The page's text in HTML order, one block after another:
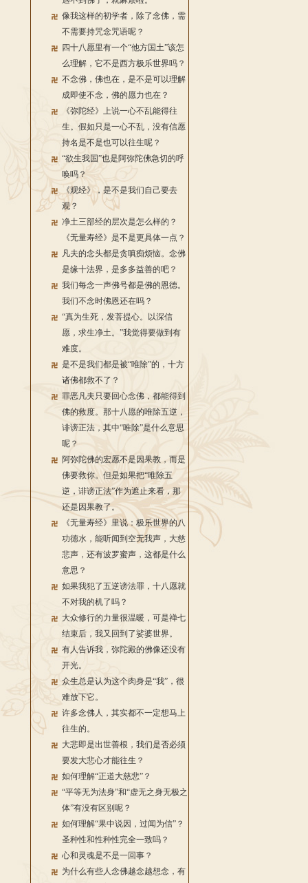
像我这样的初学者，除了念佛，需
不需要持咒念咒语呢？
四十八愿里有一个“他方国土”该怎
么理解，它不是西方极乐世界吗？
不念佛，佛也在，是不是可以理解
成即使不念，佛的愿力也在？
《弥陀经》上说一心不乱能得往
生。假如只是一心不乱，没有信愿
持名是不是也可以往生呢？
“欲生我国”也是阿弥陀佛急切的呼
唤吗？
《观经》，是不是我们自己要去
观？
净土三部经的层次是怎么样的？
《无量寿经》是不是更具体一点？
凡夫的念头都是贪嗔痴烦恼。念佛
是缘十法界，是多多益善的吧？
我们每念一声佛号都是佛的恩德。
我们不念时佛恩还在吗？
“真为生死，发菩提心。以深信
愿，求生净土。”我觉得要做到有
难度。
是不是我们都是被“唯除”的，十方
诸佛都救不了？
罪恶凡夫只要回心念佛，都能得到
佛的救度。那十八愿的唯除五逆，
诽谤正法，其中“唯除”是什么意思
呢？
阿弥陀佛的宏愿不是因果教，而是
佛要救你。但是如果把“唯除五
逆，诽谤正法”作为遮止来看，那
还是因果教了。
《无量寿经》里说：极乐世界的八
功德水，能听闻到空无我声，大慈
悲声，还有波罗蜜声，这都是什么
意思？
如果我犯了五逆谤法罪，十八愿就
不对我的机了吗？
大众修行的力量很温暖，可是禅七
结束后，我又回到了娑婆世界。
有人告诉我，弥陀殿的佛像还没有
开光。
众生总是认为这个肉身是“我”，很
难放下它。
许多念佛人，其实都不一定想马上
往生的。
大悲即是出世善根，我们是否必须
要发大悲心才能往生？
如何理解“正道大慈悲”？
“平等无为法身”和“虚无之身无极之
体”有没有区别呢？
如何理解“果中说因，过闻为信”？
圣种性和性种性完全一致吗？
心和灵魂是不是一回事？
为什么有些人念佛越念越想念，有